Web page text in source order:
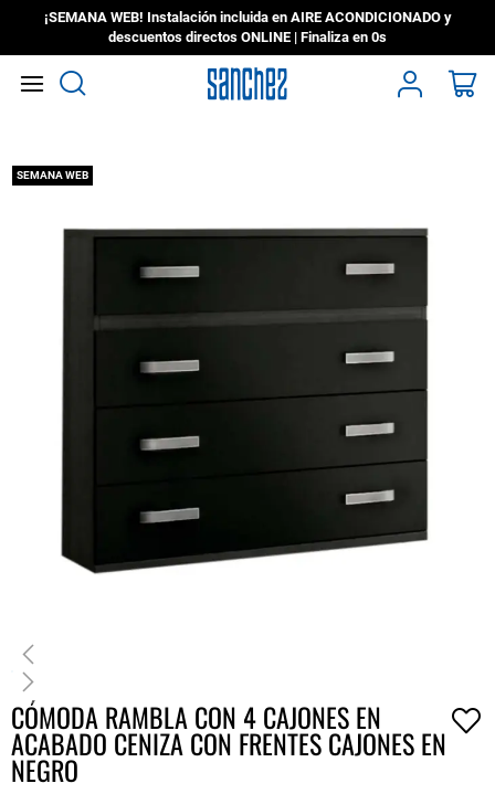
¡SEMANA WEB! Instalación incluida en AIRE ACONDICIONADO y
descuentos directos ONLINE | Finaliza en 0s
SEMANA WEB
Saltar
Saltar
al
comienzo
de
CÓMODA RAMBLA CON 4 CAJONES EN
ACABADO CENIZA CON FRENTES CAJONES EN
NEGRO